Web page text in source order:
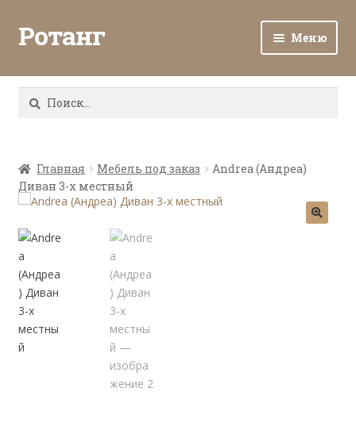
Ротанг Меню
Каталог
Все о ротанге
Ротанг оптом
Контакты
Найти:
Главная Мебель под заказ
Andrea (Андреа)
Диван 3-х местный